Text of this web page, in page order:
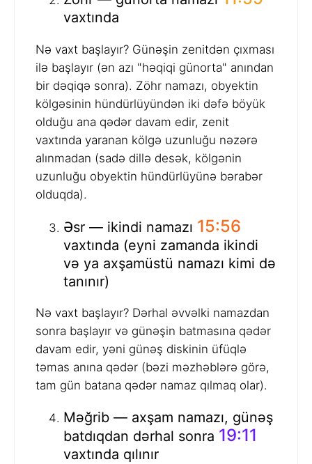
vaxtında
Nə vaxt başlayır? Günəşin zenitdən çıxması
ilə başlayır (ən azı "həqiqi günorta" anından
bir dəqiqə sonra). Zöhr namazı, obyektin
kölgəsinin hündürlüyündən iki dəfə böyük
olduğu ana qədər davam edir, zenit
vaxtında yaranan kölgə uzunluğu nəzərə
alınmadan (sadə dillə desək, kölgənin
uzunluğu obyektin hündürlüyünə bərabər
olduqda).
Əsr — ikindi namazı 15:56
vaxtında (eyni zamanda ikindi
və ya axşamüstü namazı kimi də
tanınır)
Nə vaxt başlayır? Dərhal əvvəlki namazdan
sonra başlayır və günəşin batmasına qədər
davam edir, yəni günəş diskinin üfüqlə
təmas anına qədər (bəzi məzhəblərə görə,
tam gün batana qədər namaz qılmaq olar).
Məğrib — axşam namazı, günəş
batdıqdan dərhal sonra 19:11
vaxtında qılınır